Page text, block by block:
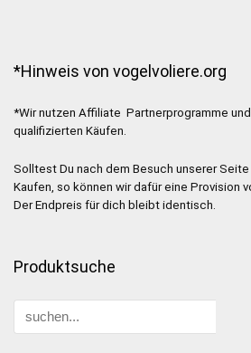
*Hinweis von vogelvoliere.org
*Wir nutzen Affiliate Partnerprogramme
qualifizierten Käufen.
Solltest Du nach dem Besuch unserer
Kaufen, so können wir dafür eine Provision
Der Endpreis für dich bleibt identisch.
Produktsuche